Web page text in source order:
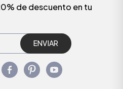
de descuento en tu
ENVIAR